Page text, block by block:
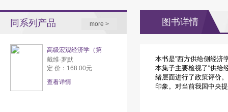
同系列产品 more >
高级宏观经济学（第
戴维·罗默
定 价：168.00元
查看详情
图书详情
本书是“西方供给侧经济
本集子主要检视了“供给
绪层面进行了政策评价
印象。对当前我国中央